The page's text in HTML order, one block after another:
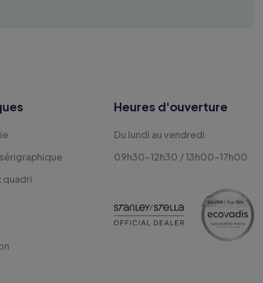
quadri
Heures d'ouverture
Du lundi au vendredi
09h30-12h30 / 13h00-17h00